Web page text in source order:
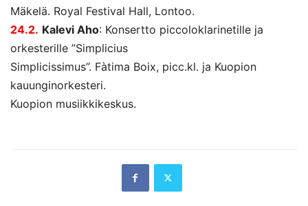
Mäkelä. Royal Festival Hall, Lontoo.
24.2. Kalevi Aho: Konsertto piccoloklarinetille ja
orkesterille ”Simplicius
Simplicissimus”. Fàtima Boix, picc.kl. ja Kuopion
kauunginorkesteri.
Kuopion musiikkikeskus.